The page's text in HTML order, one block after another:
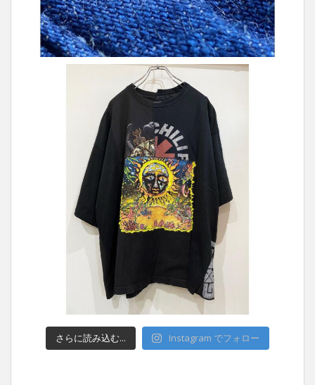
さらに読み込む... Instagram でフォロー